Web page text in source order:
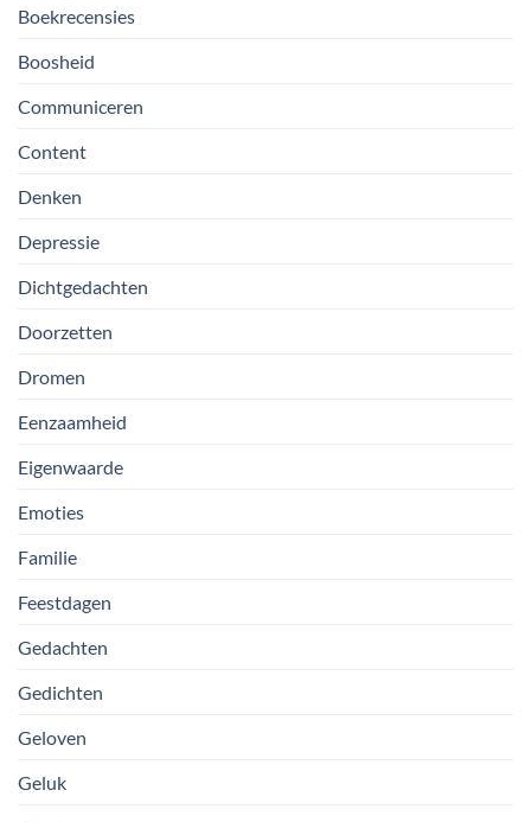
Boekrecensies
Boosheid
Communiceren
Content
Denken
Depressie
Dichtgedachten
Doorzetten
Dromen
Eenzaamheid
Eigenwaarde
Emoties
Familie
Feestdagen
Gedachten
Gedichten
Geloven
Geluk